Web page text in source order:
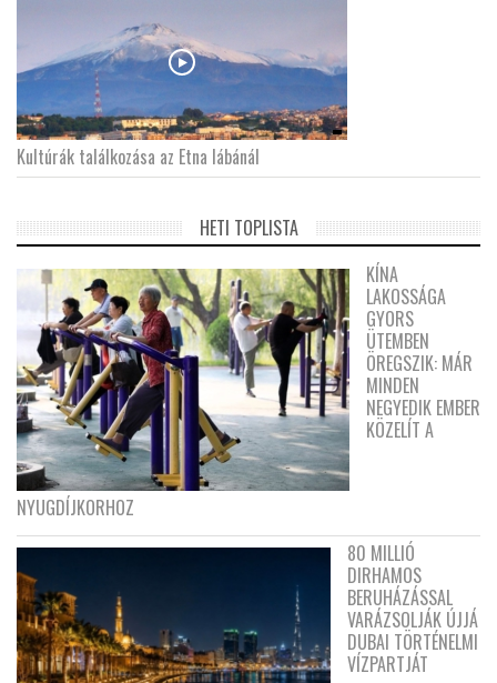
Kultúrák találkozása az Etna lábánál
HETI TOPLISTA
KÍNA
LAKOSSÁGA
GYORS
ÜTEMBEN
ÖREGSZIK: MÁR
MINDEN
NEGYEDIK EMBER
KÖZELÍT A
NYUGDÍJKORHOZ
80 MILLIÓ
DIRHAMOS
BERUHÁZÁSSAL
VARÁZSOLJÁK ÚJJÁ
DUBAI TÖRTÉNELMI
VÍZPARTJÁT